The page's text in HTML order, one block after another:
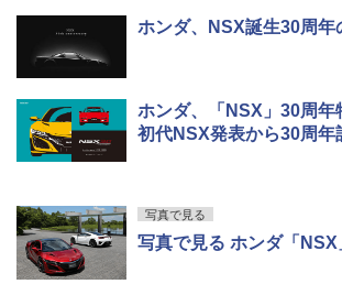
ホンダ、NSX誕生30周年
ホンダ、「NSX」30周年
初代NSX発表から30周年
写真で見る
写真で見る ホンダ「NSX